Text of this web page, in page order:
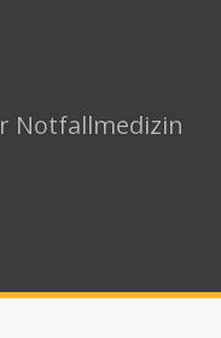
Notfallmedizin